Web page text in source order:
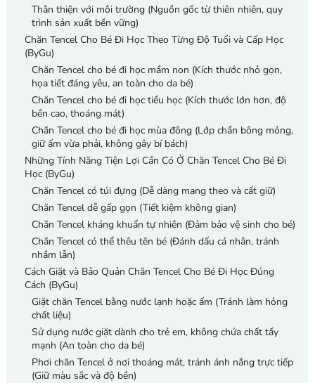
Thân thiện với môi trường (Nguồn gốc từ thiên nhiên, quy
trình sản xuất bền vững)
Chăn Tencel Cho Bé Đi Học Theo Từng Độ Tuổi và Cấp Học
(ByGu)
Chăn Tencel cho bé đi học mầm non (Kích thước nhỏ gọn,
họa tiết đáng yêu, an toàn cho da bé)
Chăn Tencel cho bé đi học tiểu học (Kích thước lớn hơn, độ
bền cao, thoáng mát)
Chăn Tencel cho bé đi học mùa đông (Lớp chần bông mỏng,
giữ ấm vừa phải, không gây bí bách)
Những Tính Năng Tiện Lợi Cần Có Ở Chăn Tencel Cho Bé Đi
Học (ByGu)
Chăn Tencel có túi đựng (Dễ dàng mang theo và cất giữ)
Chăn Tencel dễ gấp gọn (Tiết kiệm không gian)
Chăn Tencel kháng khuẩn tự nhiên (Đảm bảo vệ sinh cho bé)
Chăn Tencel có thể thêu tên bé (Đánh dấu cá nhân, tránh
nhầm lẫn)
Cách Giặt và Bảo Quản Chăn Tencel Cho Bé Đi Học Đúng
Cách (ByGu)
Giặt chăn Tencel bằng nước lạnh hoặc ấm (Tránh làm hỏng
chất liệu)
Sử dụng nước giặt dành cho trẻ em, không chứa chất tẩy
mạnh (An toàn cho da bé)
Phơi chăn Tencel ở nơi thoáng mát, tránh ánh nắng trực tiếp
(Giữ màu sắc và độ bền)